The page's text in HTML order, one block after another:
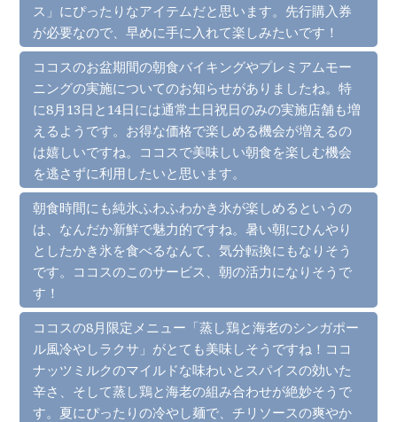
ス」にぴったりなアイテムだと思います。先行購入券
が必要なので、早めに手に入れて楽しみたいです！
ココスのお盆期間の朝食バイキングやプレミアムモー
ニングの実施についてのお知らせがありましたね。特
に8月13日と14日には通常土日祝日のみの実施店舗も増
えるようです。お得な価格で楽しめる機会が増えるの
は嬉しいですね。ココスで美味しい朝食を楽しむ機会
を逃さずに利用したいと思います。
朝食時間にも純氷ふわふわかき氷が楽しめるというの
は、なんだか新鮮で魅力的ですね。暑い朝にひんやり
としたかき氷を食べるなんて、気分転換にもなりそう
です。ココスのこのサービス、朝の活力になりそうで
す！
ココスの8月限定メニュー「蒸し鶏と海老のシンガポー
ル風冷やしラクサ」がとても美味しそうですね！ココ
ナッツミルクのマイルドな味わいとスパイスの効いた
辛さ、そして蒸し鶏と海老の組み合わせが絶妙そうで
す。夏にぴったりの冷やし麺で、チリソースの爽やか